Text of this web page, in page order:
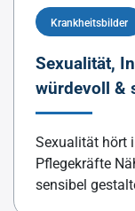
Krankheitsbilder
Sexualität,
würdevoll &
Sexualität hört
Pflegekräfte
sensibel